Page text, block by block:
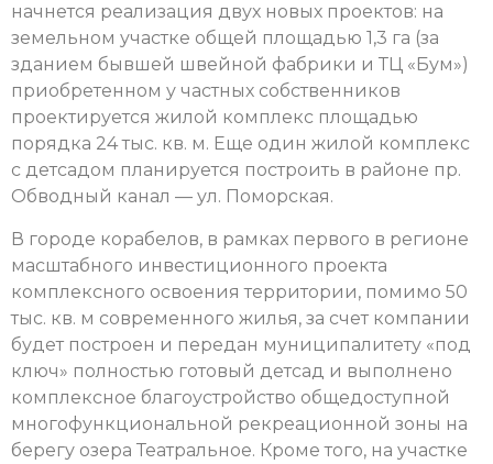
начнется реализация двух новых проектов: на
земельном участке общей площадью 1,3 га (за
зданием бывшей швейной фабрики и ТЦ «Бум»)
приобретенном у частных собственников
проектируется жилой комплекс площадью
порядка 24 тыс. кв. м. Еще один жилой комплекс
с детсадом планируется построить в районе пр.
Обводный канал — ул. Поморская.
В городе корабелов, в рамках первого в регионе
масштабного инвестиционного проекта
комплексного освоения территории, помимо 50
тыс. кв. м современного жилья, за счет компании
будет построен и передан муниципалитету «под
ключ» полностью готовый детсад и выполнено
комплексное благоустройство общедоступной
многофункциональной рекреационной зоны на
берегу озера Театральное. Кроме того, на участке